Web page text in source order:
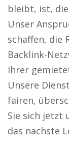
bleibt, ist,
Unser
schaffen, die
Backlink-
Ihrer
Unsere
fairen,
Sie sich jetzt
das nächste